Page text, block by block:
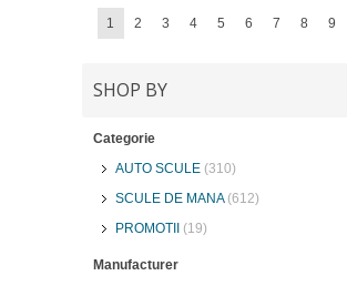
1 2 3 4 5 6 7 8 9
SHOP BY
Categorie
AUTO SCULE(310)
SCULE DE MANA(612)
PROMOTII
(19)
Manufacturer